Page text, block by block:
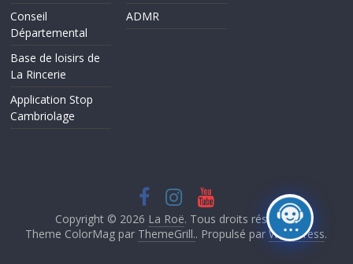
Conseil
Départemental
Base de loisirs de
La Rincerie
Application Stop
Cambriolage
ADMR
Copyright © 2026 La Roë. Tous droits réservés.
Theme ColorMag par ThemeGrill.. Propulsé parWordPress.